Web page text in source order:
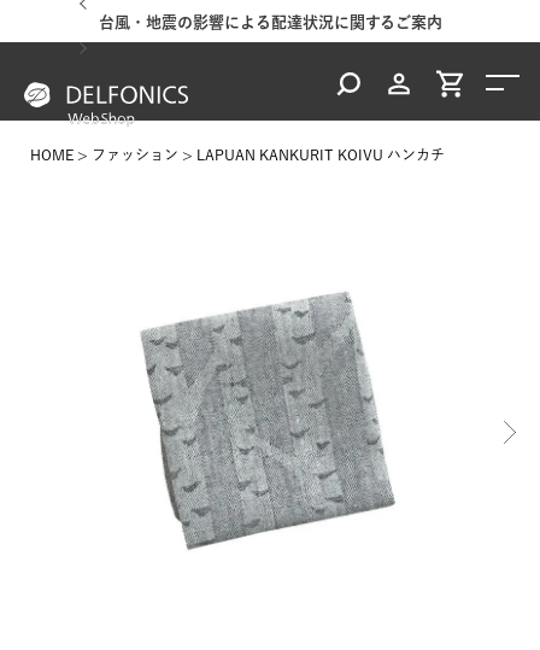
台風・地震の影響による配達状況に関するご案内
HOME ファッション LAPUAN KANKURIT KOIVU ハンカチ